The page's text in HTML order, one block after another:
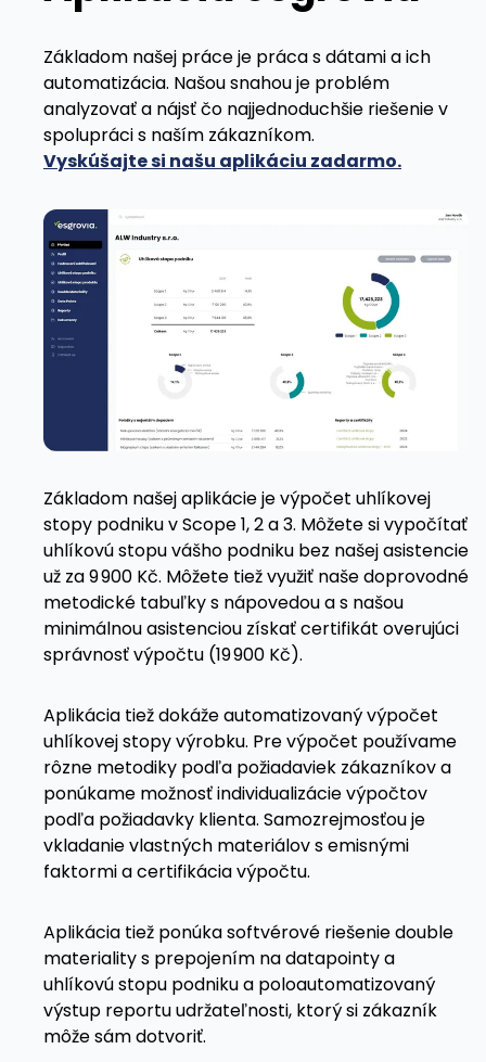
Základom našej práce je práca s dátami a ich
automatizácia. Našou snahou je problém
analyzovať a nájsť čo najjednoduchšie riešenie v
spolupráci s naším zákazníkom.
Vyskúšajte si našu aplikáciu zadarmo.
Základom našej aplikácie je výpočet uhlíkovej
stopy podniku v Scope 1, 2 a 3. Môžete si vypočítať
uhlíkovú stopu vášho podniku bez našej asistencie
už za 9 900 Kč. Môžete tiež využiť naše doprovodné
metodické tabuľky s nápovedou a s našou
minimálnou asistenciou získať certifikát overujúci
správnosť výpočtu (19 900 Kč).
Aplikácia tiež dokáže automatizovaný výpočet
uhlíkovej stopy výrobku. Pre výpočet používame
rôzne metodiky podľa požiadaviek zákazníkov a
ponúkame možnosť individualizácie výpočtov
podľa požiadavky klienta. Samozrejmosťou je
vkladanie vlastných materiálov s emisnými
faktormi a certifikácia výpočtu.
Aplikácia tiež ponúka softvérové riešenie double
materiality s prepojením na datapointy a
uhlíkovú stopu podniku a poloautomatizovaný
výstup reportu udržateľnosti, ktorý si zákazník
môže sám dotvoriť.